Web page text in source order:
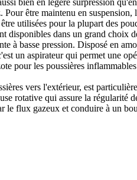
bien en légère surpression
être maintenu en suspension,
utilisées pour la plupart des
disponibles dans un grand choix
à basse pression. Disposé en
un aspirateur qui permet une
pour les poussières
vers l'extérieur, est
rotative qui assure la régularité
le flux gazeux et conduire à un